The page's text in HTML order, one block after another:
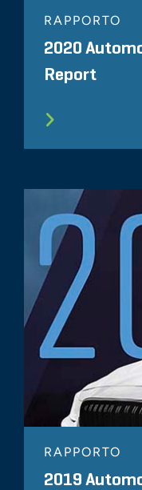
RAPPORTO
2020
Report
RAPPORTO
2019